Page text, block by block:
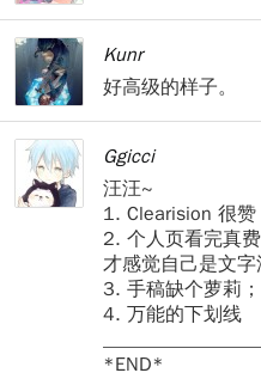
Kunr
好高级的样子。
Ggicci
汪汪~
1. Clearision 很赞
2. 个人页看完真
才感觉自己是文字
3. 手稿缺个萝莉；
4. 万能的下划线
*END*